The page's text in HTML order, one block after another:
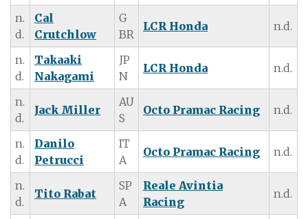
n.
d.
Cal
Crutchlow
G
BR
LCR Honda n.d.
n.
d.
Takaaki
Nakagami
JP
N
LCR Honda n.d.
n.
d.
Jack Miller
AU
S
Octo Pramac Racing n.d.
n.
d.
Danilo
Petrucci
IT
A
Octo Pramac Racing n.d.
n.
d.
Tito Rabat
SP
A
Reale Avintia
Racing
n.d.